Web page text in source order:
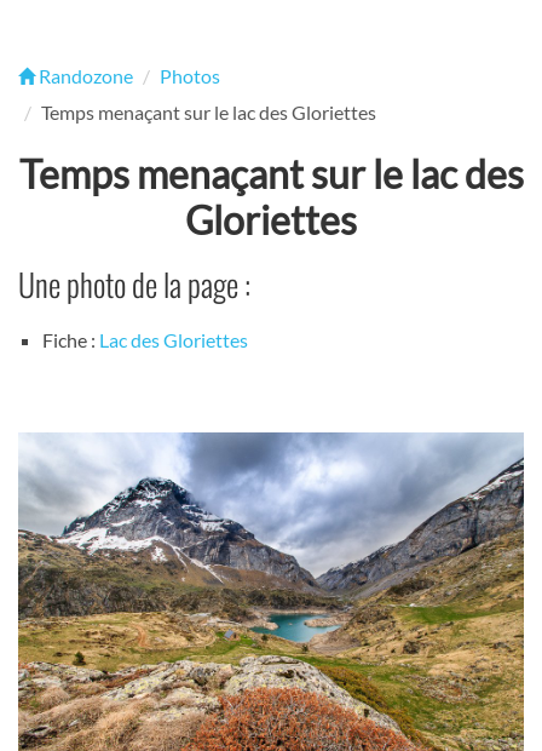
Randozone
Photos
Temps menaçant sur le lac des Gloriettes
Temps menaçant sur le lac des
Gloriettes
Une photo de la page :
Fiche : Lac des Gloriettes